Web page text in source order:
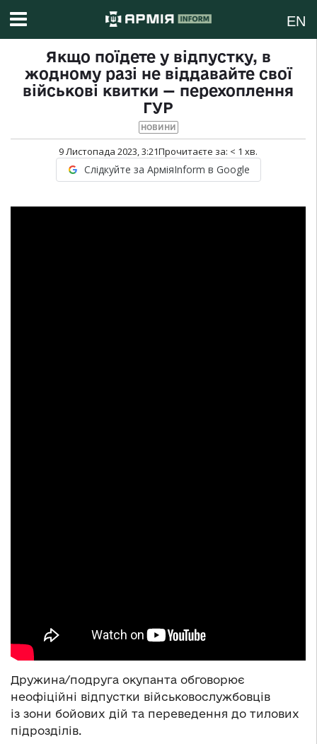
EN
Якщо поїдете у відпустку, в
жодному разі не віддавайте свої
військові квитки — перехоплення
ГУР
НОВИНИ
9 Листопада 2023, 3:21Прочитаєте за: < 1 хв.
Слідкуйте за АрміяInform в Google
Дружина/подруга окупанта обговорює
неофіційні відпустки військовослужбовців
із зони бойових дій та переведення до тилових
підрозділів.